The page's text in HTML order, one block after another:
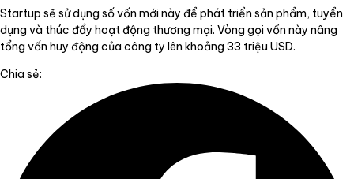
Startup sẽ sử dụng số vốn mới này để phát triển sản phẩm, tuyển
dụng và thúc đẩy hoạt động thương mại. Vòng gọi vốn này nâng
tổng vốn huy động của công ty lên khoảng 33 triệu USD.
Chia sẻ: